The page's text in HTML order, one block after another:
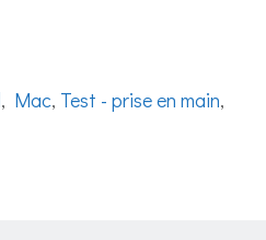
, Mac, Test - prise en main,